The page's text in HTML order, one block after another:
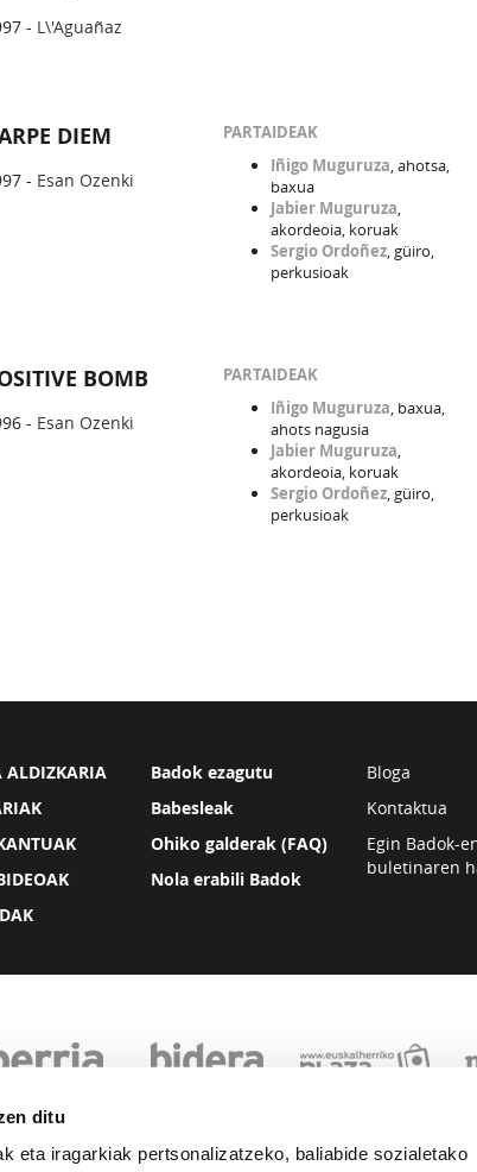
ditu
eta iragarkiak pertsonalizatzeko, baliabide sozialetako
- L\'Aguañaz
DIEM
- Esan Ozenki
PARTAIDEAK
Iñigo Muguruza, ahotsa,
baxua
Jabier Muguruza,
akordeoia, koruak
Sergio Ordoñez, güiro,
perkusioak
BOMB
- Esan Ozenki
PARTAIDEAK
Iñigo Muguruza, baxua,
ahots nagusia
Jabier Muguruza,
akordeoia, koruak
Sergio Ordoñez, güiro,
perkusioak
ALDIZKARIA
Badok ezagutu
Babesleak
Ohiko galderak (FAQ)
Nola erabili Badok
Bloga
Kontaktua
Egin Badok-
buletinaren